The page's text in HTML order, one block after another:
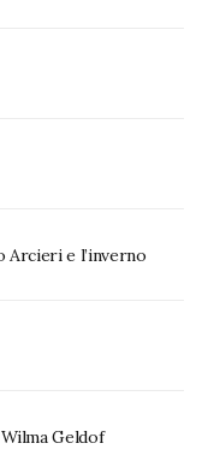
Arcieri e l’inverno
Geldof